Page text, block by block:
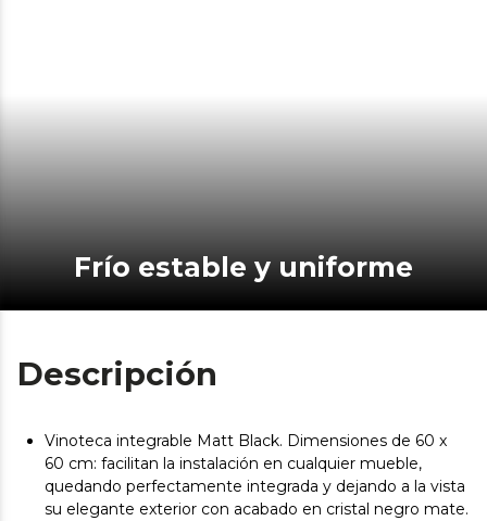
Frío estable y uniforme
Descripción
Vinoteca integrable Matt Black. Dimensiones de 60 x
60 cm: facilitan la instalación en cualquier mueble,
quedando perfectamente integrada y dejando a la vista
su elegante exterior con acabado en cristal negro mate.